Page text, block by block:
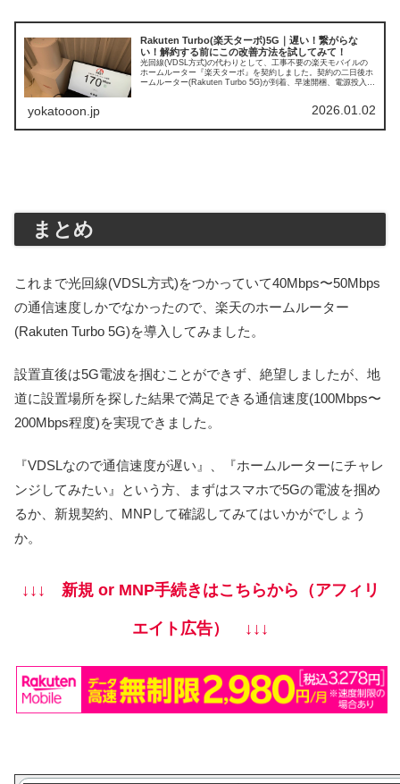
Rakuten Turbo(楽天ターボ)5G｜遅い！繋がらな
い！解約する前にこの改善方法を試してみて！
光回線(VDSL方式)の代わりとして、工事不要の楽天モバイルの
ホームルーター『楽天ターボ』を契約しました。契約の二日後ホ
ームルーター(Rakuten Turbo 5G)が到着、早速開梱、電源投入！
yokatooon.jp 2026.01.02
まとめ
これまで光回線(VDSL方式)をつかっていて40Mbps〜50Mbps
の通信速度しかでなかったので、楽天のホームルーター
(Rakuten Turbo 5G)を導入してみました。
設置直後は5G電波を掴むことができず、絶望しましたが、地
道に設置場所を探した結果で満足できる通信速度(100Mbps〜
200Mbps程度)を実現できました。
『VDSLなので通信速度が遅い』、『ホームルーターにチャレ
ンジしてみたい』という方、まずはスマホで5Gの電波を掴め
るか、新規契約、MNPして確認してみてはいかがでしょう
か。
↓↓↓ 新規 or MNP手続きはこちらから（アフィリ
エイト広告） ↓↓↓